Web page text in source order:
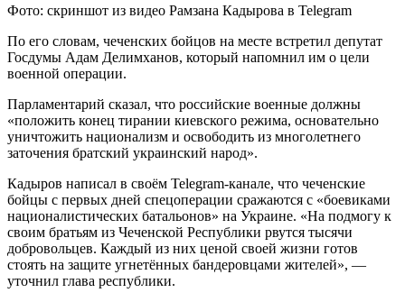
Фото: скриншот из видео Рамзана Кадырова в Telegram
По его словам, чеченских бойцов на месте встретил депутат
Госдумы Адам Делимханов, который напомнил им о цели
военной операции.
Парламентарий сказал, что российские военные должны
«положить конец тирании киевского режима, основательно
уничтожить национализм и освободить из многолетнего
заточения братский украинский народ».
Кадыров написал в своём Telegram-канале, что чеченские
бойцы с первых дней спецоперации сражаются с «боевиками
националистических батальонов» на Украине. «На подмогу к
своим братьям из Чеченской Республики рвутся тысячи
добровольцев. Каждый из них ценой своей жизни готов
стоять на защите угнетённых бандеровцами жителей», —
уточнил глава республики.